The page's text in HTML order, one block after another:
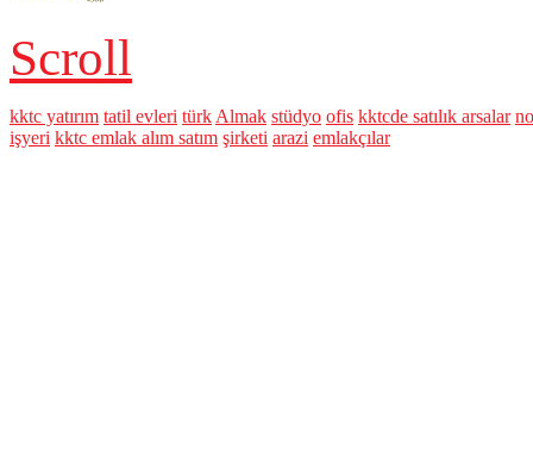
Scroll
kktc yatırım tatil evleri türk Almak stüdyo ofis kktcde satılık arsalar
işyeri kktc emlak alım satım şirketi arazi emlakçılar